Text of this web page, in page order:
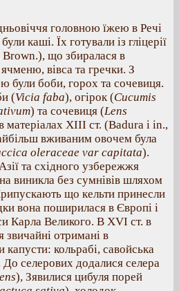
головною їжею в Речі
каші. Їх готували із гліцерії
що збиралася в
вівса та гречки. З
були боби, горох та сочевиця.
(Vicia faba), огірок (Cucumis
) та сочевиця (Lens
матеріалах XIII ст. (Badura i in.,
вживаним овочем була
oleraceae var capitata).
та східного узбережжя
виникла без сумнівів шляхом
що кельти принесли
вона поширилася в Європі і
Карла Великого. В XVI ст. в
отримані в
кольрабі, савойська
До селерових додалися селера
), Зявилися цибуля порей